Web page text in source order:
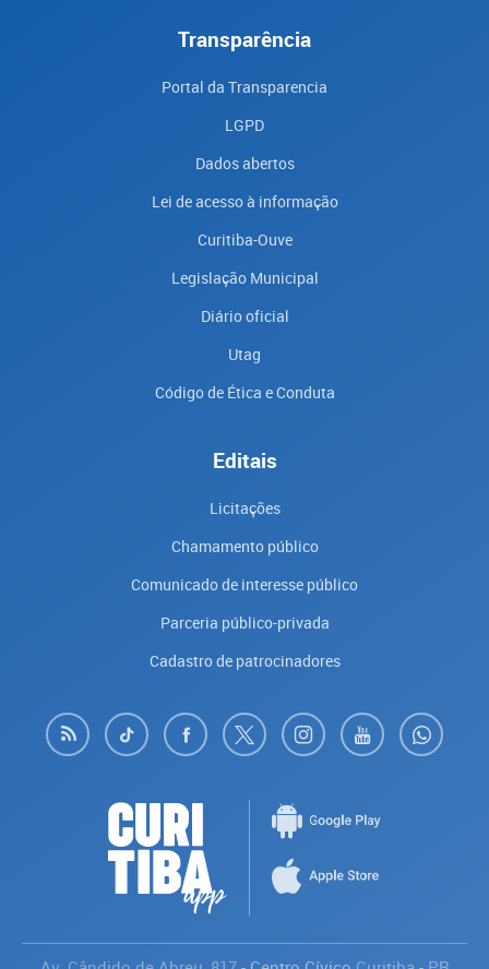
Transparência
Portal da Transparencia
LGPD
Dados abertos
Lei de acesso à informação
Curitiba-Ouve
Legislação Municipal
Diário oficial
Utag
Código de Ética e Conduta
Editais
Licitações
Chamamento público
Comunicado de interesse público
Parceria público-privada
Cadastro de patrocinadores